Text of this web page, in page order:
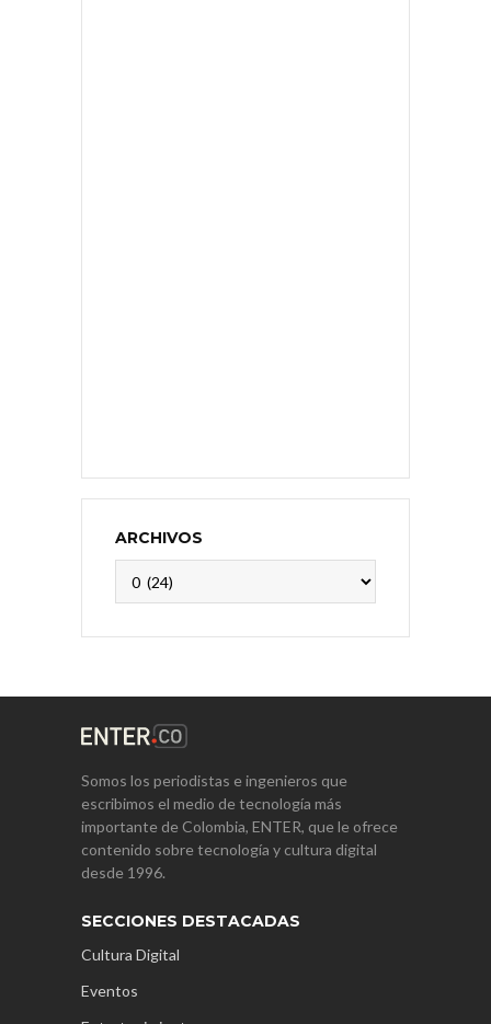
ARCHIVOS
Somos los periodistas e ingenieros que
escribimos el medio de tecnología más
importante de Colombia, ENTER, que le ofrece
contenido sobre tecnología y cultura digital
desde 1996.
SECCIONES DESTACADAS
Cultura Digital
Eventos